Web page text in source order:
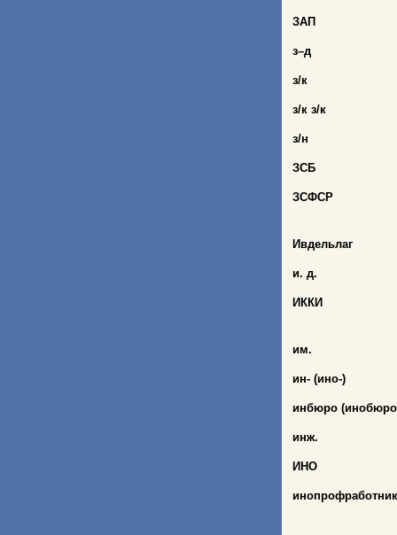
ЗАП
з–д
з/к
з/к з/к
з/н
ЗСБ
ЗСФСР
Ивдельлаг
и. д.
ИККИ
им.
ин- (ино-)
инбюро
инж.
ИНО
инопрофработник